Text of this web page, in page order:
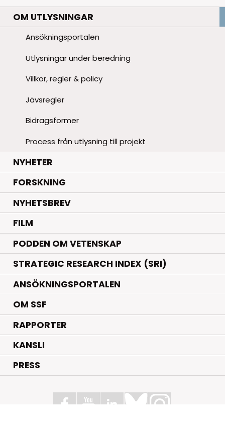
OM UTLYSNINGAR
Ansökningsportalen
Utlysningar under beredning
Villkor, regler & policy
Jävsregler
Bidragsformer
Process från utlysning till projekt
NYHETER.
FORSKNING.
NYHETSBREV
FILM
PODDEN OM VETENSKAP
STRATEGIC RESEARCH INDEX (SRI)
ANSÖKNINGSPORTALEN
OM SSF
RAPPORTER
KANSLI
PRESS